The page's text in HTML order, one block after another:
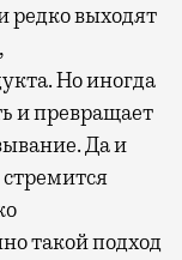
Но иногда
и превращает
Да и
такой подход